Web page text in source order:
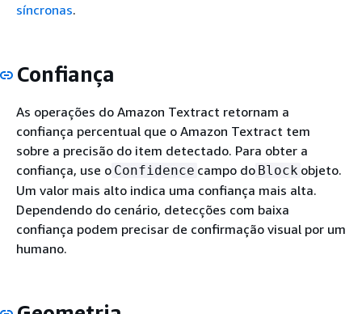
síncronas.
Confiança
As operações do Amazon Textract retornam a
confiança percentual que o Amazon Textract tem
sobre a precisão do item detectado. Para obter a
confiança, use o Confidence campo do Block objeto.
Um valor mais alto indica uma confiança mais alta.
Dependendo do cenário, detecções com baixa
confiança podem precisar de confirmação visual por um
humano.